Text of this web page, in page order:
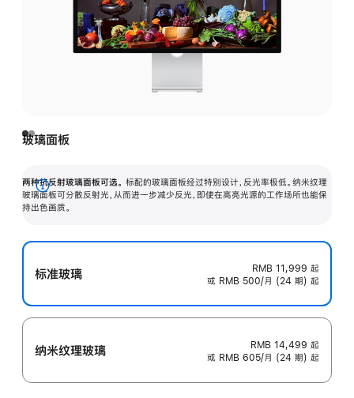
玻璃面板
两种抗反射玻璃面板可选。 标配的玻璃面板经过特别设计，反光率极低。纳米纹理
玻璃面板可分散反射光，从而进一步减少反光，即使在高亮光源的工作场所也能保
持出色画质。
展
开
标准玻璃 RMB 11,999 起
或 RMB 500/月 (24 期) 起
纳米纹理玻璃 RMB 14,499 起
或 RMB 605/月 (24 期) 起